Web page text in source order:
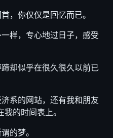
，你仅仅是回忆而已。
样，专心地过日子，感受
却似乎在很久很久以前已
系的网站，还有我和朋友
的时间表上。
的梦。